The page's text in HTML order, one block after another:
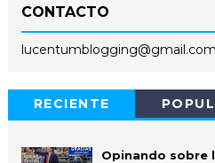
CONTACTO
lucentumblogging@gmail.com
RECIENTE
Opinando sobre